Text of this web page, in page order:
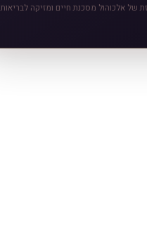
של אלכוהול מסכנת חיים ומזיקה לבריאות